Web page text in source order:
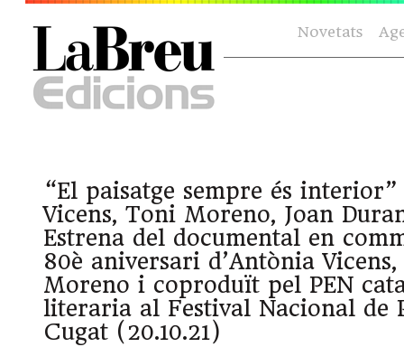
Novetats
“El paisatge sempre és
Vicens, Toni Moreno, Joan
Estrena del documental en
80è aniversari d’Antònia
Moreno i coproduït pel PEN
literaria al Festival Nacional de
Cugat (20.10.21)